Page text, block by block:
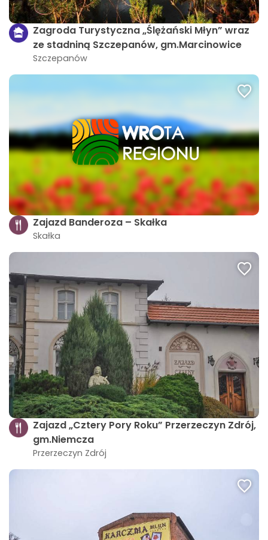
Zagroda Turystyczna „Ślężański Młyn” wraz
ze stadniną Szczepanów, gm.Marcinowice
Szczepanów
Zajazd Banderoza – Skałka
Skałka
Zajazd „Cztery Pory Roku” Przerzeczyn Zdrój,
gm.Niemcza
Przerzeczyn Zdrój